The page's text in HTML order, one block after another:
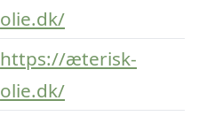
olie.dk/
https://æterisk-
olie.dk/